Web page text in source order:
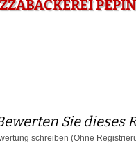
Sie dieses
schreiben (Ohne